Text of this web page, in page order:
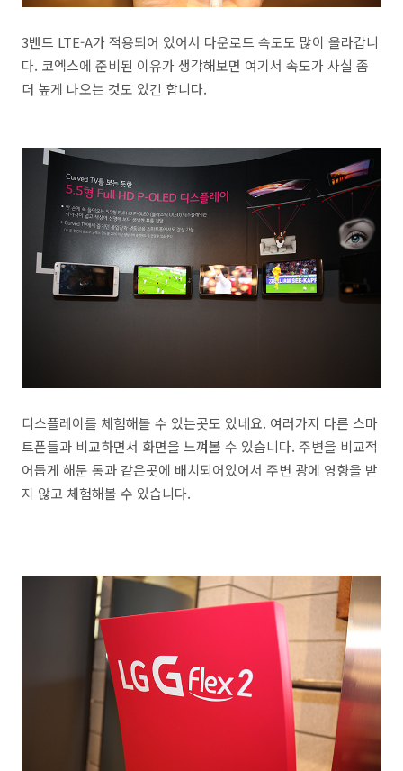
3밴드 LTE-A가 적용되어 있어서 다운로드 속도도 많이 올라갑니
다. 코엑스에 준비된 이유가 생각해보면 여기서 속도가 사실 좀
더 높게 나오는 것도 있긴 합니다.
디스플레이를 체험해볼 수 있는곳도 있네요. 여러가지 다른 스마
트폰들과 비교하면서 화면을 느껴볼 수 있습니다. 주변을 비교적
어둡게 해둔 통과 같은곳에 배치되어있어서 주변 광에 영향을 받
지 않고 체험해볼 수 있습니다.